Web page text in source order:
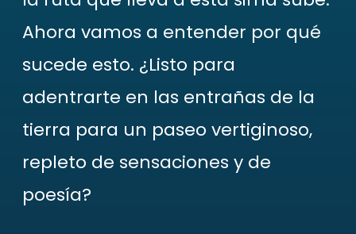
Ahora vamos a entender por qué
sucede esto. ¿Listo para
adentrarte en las entrañas de la
tierra para un paseo vertiginoso,
repleto de sensaciones y de
poesía?